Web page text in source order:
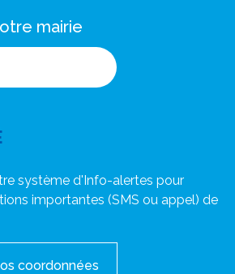
mairie
système d'Info-alertes pour
importantes (SMS ou appel) de
coordonnées